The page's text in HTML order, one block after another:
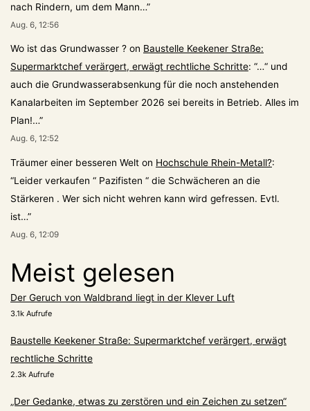
nach Rindern, um dem Mann…”
Aug. 6, 12:56
Wo ist das Grundwasser ? on Baustelle Keekener Straße:
Supermarktchef verärgert, erwägt rechtliche Schritte: “…“ und
auch die Grundwasserabsenkung für die noch anstehenden
Kanalarbeiten im September 2026 sei bereits in Betrieb. Alles im
Plan!…”
Aug. 6, 12:52
Träumer einer besseren Welt on Hochschule Rhein-Metall?:
“Leider verkaufen “ Pazifisten “ die Schwächeren an die
Stärkeren . Wer sich nicht wehren kann wird gefressen. Evtl.
ist…”
Aug. 6, 12:09
Meist gelesen
Der Geruch von Waldbrand liegt in der Klever Luft
3.1k Aufrufe
Baustelle Keekener Straße: Supermarktchef verärgert, erwägt
rechtliche Schritte
2.3k Aufrufe
„Der Gedanke, etwas zu zerstören und ein Zeichen zu setzen“